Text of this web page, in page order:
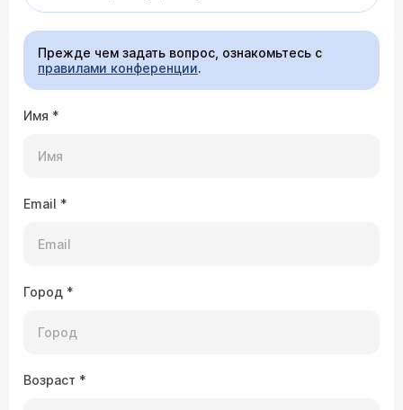
Прежде чем задать вопрос, ознакомьтесь с
правилами конференции.
Имя *
Email *
Город *
Возраст *